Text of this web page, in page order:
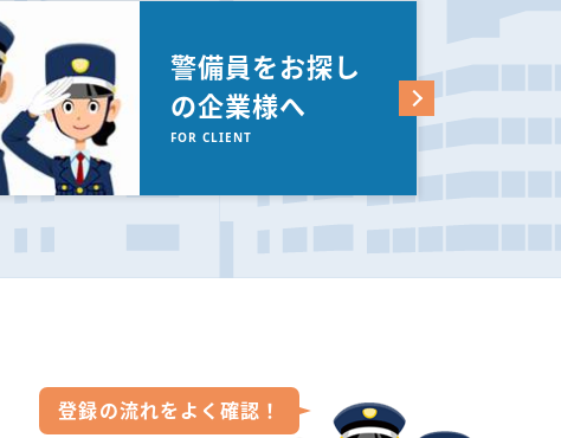
警備員をお探し
の企業様へ
FOR CLIENT
登録の流れをよく確認！